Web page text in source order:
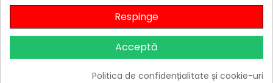
Respinge
Acceptă
Politica de confidențialitate și cookie-uri